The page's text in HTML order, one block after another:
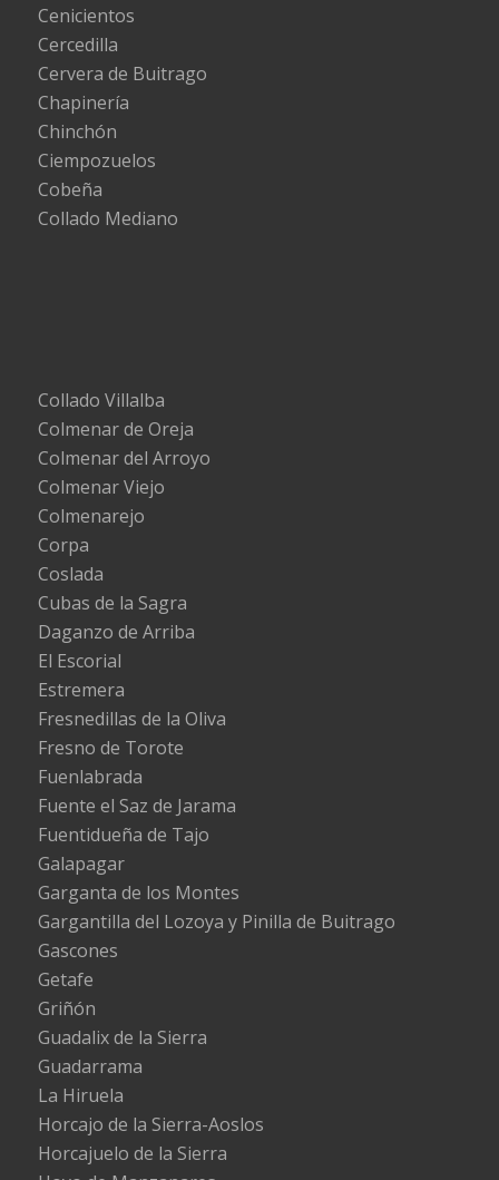
Cenicientos
Cercedilla
Cervera de Buitrago
Chapinería
Chinchón
Ciempozuelos
Cobeña
Collado Mediano
Collado Villalba
Colmenar de Oreja
Colmenar del Arroyo
Colmenar Viejo
Colmenarejo
Corpa
Coslada
Cubas de la Sagra
Daganzo de Arriba
El Escorial
Estremera
Fresnedillas de la Oliva
Fresno de Torote
Fuenlabrada
Fuente el Saz de Jarama
Fuentidueña de Tajo
Galapagar
Garganta de los Montes
Gargantilla del Lozoya y Pinilla de Buitrago
Gascones
Getafe
Griñón
Guadalix de la Sierra
Guadarrama
La Hiruela
Horcajo de la Sierra-Aoslos
Horcajuelo de la Sierra